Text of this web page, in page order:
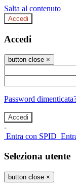
Salta al contenuto
Accedi
Accedi
button close ×
Password
-
Entra con SPID
Seleziona utente
button close ×